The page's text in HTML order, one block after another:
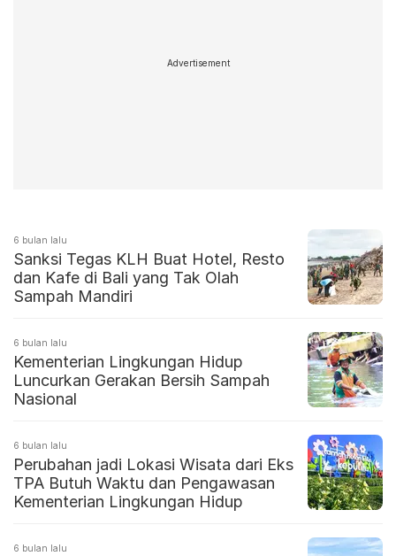
Advertisement
6 bulan lalu
Sanksi Tegas KLH Buat Hotel, Resto
dan Kafe di Bali yang Tak Olah
Sampah Mandiri
6 bulan lalu
Kementerian Lingkungan Hidup
Luncurkan Gerakan Bersih Sampah
Nasional
6 bulan lalu
Perubahan jadi Lokasi Wisata dari Eks
TPA Butuh Waktu dan Pengawasan
Kementerian Lingkungan Hidup
6 bulan lalu